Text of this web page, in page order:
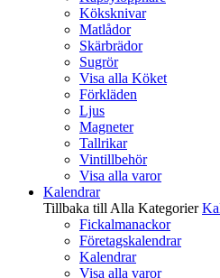
Köksknivar
Matlådor
Skärbrädor
Sugrör
Visa alla Köket
Förkläden
Ljus
Magneter
Tallrikar
Vintillbehör
Visa alla varor
Kalendrar
Tillbaka till Alla Kategorier
Fickalmanackor
Företagskalendrar
Kalendrar
Visa alla varor